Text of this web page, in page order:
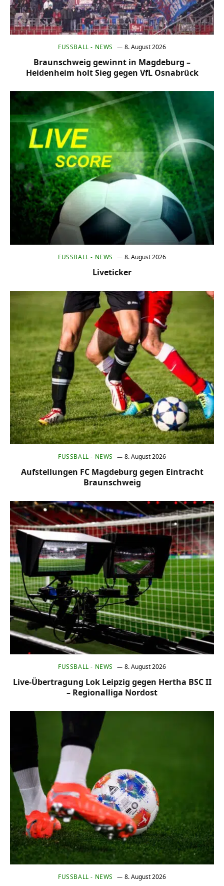
FUSSBALL - NEWS 8. August 2026
Braunschweig gewinnt in Magdeburg –
Heidenheim holt Sieg gegen VfL Osnabrück
FUSSBALL - NEWS 8. August 2026
Liveticker
FUSSBALL - NEWS 8. August 2026
Aufstellungen FC Magdeburg gegen Eintracht
Braunschweig
FUSSBALL - NEWS 8. August 2026
Live-Übertragung Lok Leipzig gegen Hertha BSC II
– Regionalliga Nordost
FUSSBALL - NEWS 8. August 2026